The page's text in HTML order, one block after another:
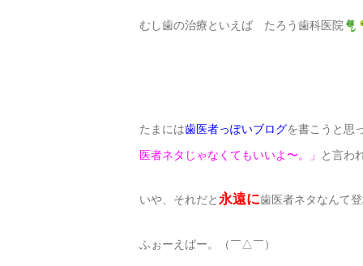
むし歯の治療といえば たろう歯科医院
たまには歯医者っぽいブログを書こうと思
医者ネタじゃなくてもいいよ〜。」
と言わ
いや、それだと永遠に歯医者ネタなんて
ふぉーえばー。（￣△￣）